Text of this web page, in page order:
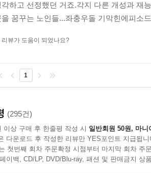
각하고 선정했던 거죠.각지 다른 개성과 재
을 꿈꾸는 노인들...좌충우돌 기막힌에피소
리뷰가 도움이 되었나요?
1
(295건)
이상 구매 후 한줄평 작성 시 일반회원 50원, 마니
다운로드 후 작성한 리뷰만 YES포인트 지급됩니
첫번째 회차 주문확정 시점부터 마지막 회차 주
이백, CD/LP, DVD/Blu-ray, 패션 및 판매금지 상